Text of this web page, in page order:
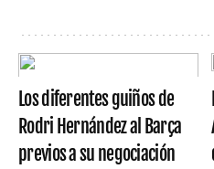
Los diferentes guiños de
Rodri Hernández al Barça
previos a su negociación